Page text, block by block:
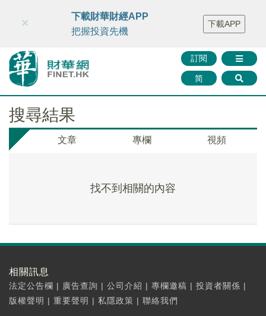
財華智庫網 FINTV FINMETA 財華證券 媒體矩陣
智庫沙龍
聯絡我們
訂閱
简
×
下載財華財經APP
把握投資先機
下載APP
搜尋結果
文章 專欄 視頻
找不到相關的內容
相關訊息
法定公告欄 | 廣告查詢 | 公司介紹 | 專欄邀稿 | 投資者關係 |
版權聲明 | 重要聲明 | 私隱政策 | 聯絡我們